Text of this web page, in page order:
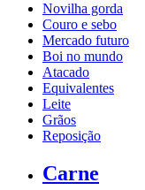
Novilha gorda
Couro e sebo
Mercado futuro
Boi no mundo
Atacado
Equivalentes
Leite
Grãos
Reposição
Carne